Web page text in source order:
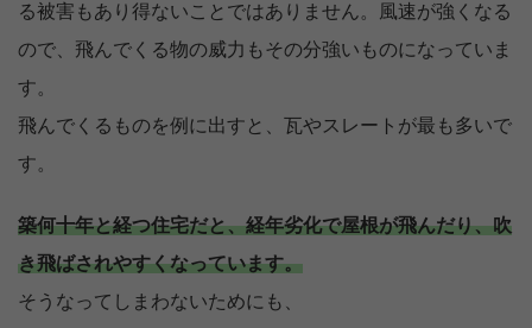
る被害もあり得ないことではありません。風速が強くなる
ので、飛んでくる物の威力もその分強いものになっていま
す。
飛んでくるものを例に出すと、瓦やスレートが最も多いで
す。
築何十年と経つ住宅だと、経年劣化で屋根が飛んだり、吹
き飛ばされやすくなっています。
そうなってしまわないためにも、